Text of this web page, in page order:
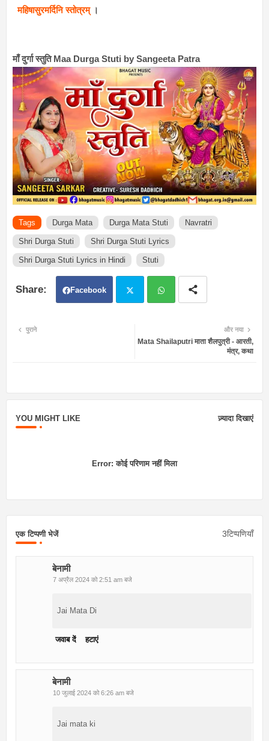
महिषासुरमर्दिनि स्तोत्रम् ।
माँ दुर्गा स्तुति Maa Durga Stuti by Sangeeta Patra
Tags Durga Mata Durga Mata Stuti Navratri
Shri Durga Stuti Shri Durga Stuti Lyrics
Shri Durga Stuti Lyrics in Hindi Stuti
Facebook
atsa
और नया
Mata Shailaputri माता शैलपुत्री - आरती,
मंत्र, कथा
पुराने
YOU MIGHT LIKE ज़्यादा दिखाएं
Error: कोई परिणाम नहीं मिला
एक टिप्पणी भेजें 3टिप्पणियाँ
बेनामी
7 अप्रैल 2024 को 2:51 am बजे
Jai Mata Di
जवाब दें हटाएं
बेनामी
10 जुलाई 2024 को 6:26 am बजे
Jai mata ki